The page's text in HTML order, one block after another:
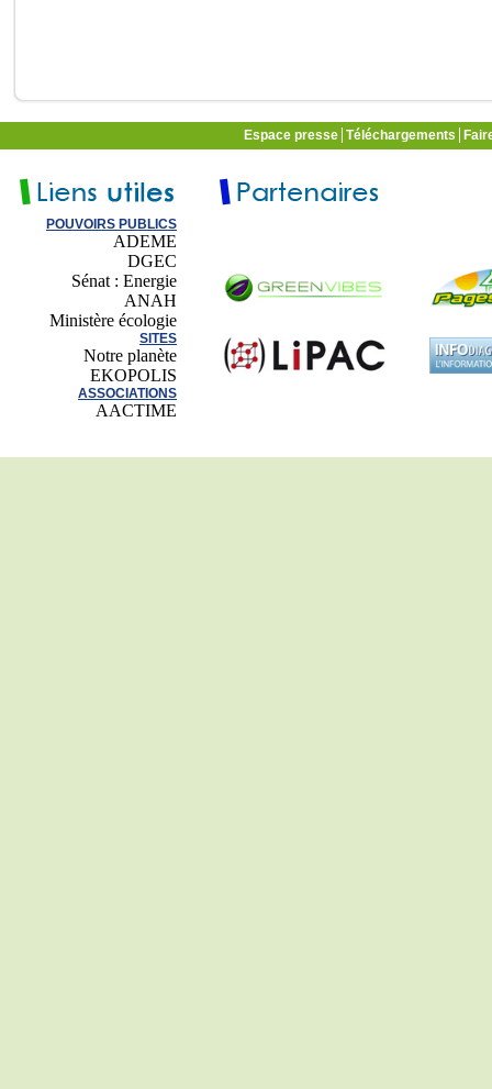
Espace presse Téléchargements
POUVOIRS PUBLICS
ADEME
DGEC
Sénat : Energie
ANAH
Ministère écologie
SITES
Notre planète
EKOPOLIS
ASSOCIATIONS
AACTIME